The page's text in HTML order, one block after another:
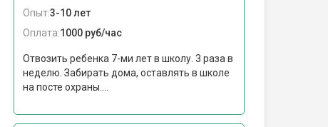
Опыт:3-10 лет
Оплата:1000 руб/час
Отвозить ребенка 7-ми лет в школу. 3 раза в
неделю. Забирать дома, оставлять в школе
на посте охраны....